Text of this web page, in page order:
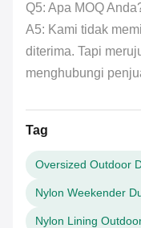
Q5: Apa MOQ
A5: Kami tidak
diterima. Tapi
menghubungi
Tag
Oversized Outdoor
Nylon Weekender
Nylon Lining